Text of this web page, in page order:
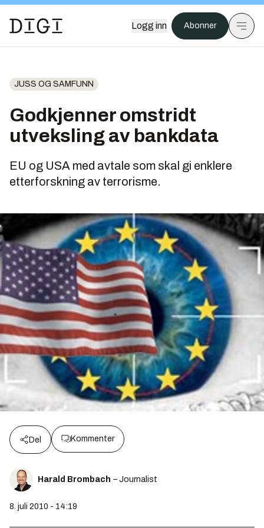
Logg inn Abonner
JUSS OG SAMFUNN
Godkjenner omstridt
utveksling av bankdata
EU og USA med avtale som skal gi enklere
etterforskning av terrorisme.
Del Kommenter
Harald Brombach – Journalist
8. juli 2010 - 14:19